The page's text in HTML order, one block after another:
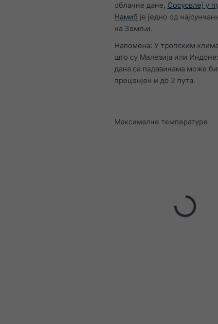
облачне дане, Сосусвлеј у
Намиб је једно од
на Земљи.
Напомена: У тропским
што су Малезија или
дана са падавинама може
преценјен и до 2 пута.
Максималне температуре